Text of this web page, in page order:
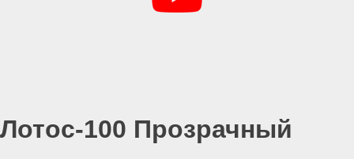
Лотос-100 Прозрачный